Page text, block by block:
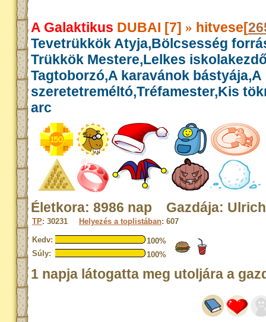
A Galaktikus DUBAI [7] » hitvese[
Tevetrükkök Atyja,Bölcsesség
Trükkök Mestere,Lelkes
Tagtoborzó,A karavánok bástyája,A
szeretetreméltó,Tréfamester,Kis
arc
Életkora: 8986 nap Gazdája:
TP: 30231 Helyezés a toplistában: 607
Kedv:
100%
Súly:
100%
1 napja látogatta meg utoljára a